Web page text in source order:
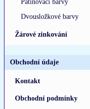
Patinovací barvy
Dvousložkové barvy
Žárové zinkování
Obchodní údaje
Kontakt
Obchodní podmínky